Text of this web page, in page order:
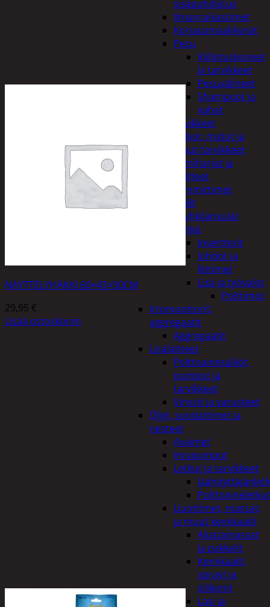
sisäpuhdistus
Ilmanraikastimet
Korjausmaalikynät
Pesu
Kiillotuskoneet
ja tarvikkeet
Pesuvälineet
Shampoot ja
vahat
Autotarvikkeet
Kalvot, matot ja
muut tarvikkeet
Lumiharjat ja
peitteet
Lämmittimet
Peilit
Pyyhkijänsulat
Sähkö
Invertterit
Johdot ja
liittimet
Lisä ja työvalot
Polttimot
Irtomoottorit,
aggregaatit
Aggregaatit
Lisälaitteet
Polttoainesäiliöt,
pumput ja
tarvikkeet
Vinssit ja varusteet
Öljyt, suodattimet ja
nesteet
Avaimet
Imupumput
Letkut ja tarvikkeet
Polttoaineletkut
Liuottimet, massat,
ja muut kemikaalit
Alustamassat
ja pakkelit
Kemikaalit,
sprayt ja
silikonit
Lasi ja
NÄYTTELYHÄKKI 60×43×50CM
29,95 €
Lisää ostoskoriin